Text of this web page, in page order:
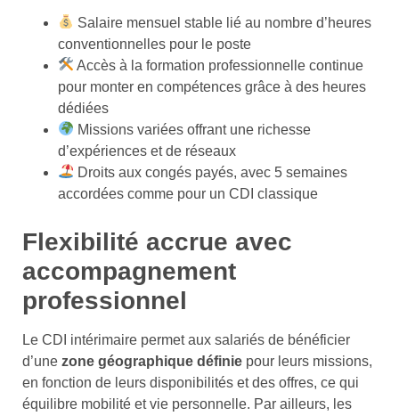
Salaire mensuel stable lié au nombre d’heures
conventionnelles pour le poste
Accès à la formation professionnelle continue
pour monter en compétences grâce à des heures
dédiées
Missions variées offrant une richesse
d’expériences et de réseaux
Droits aux congés payés, avec 5 semaines
accordées comme pour un CDI classique
Flexibilité accrue avec
accompagnement
professionnel
Le CDI intérimaire permet aux salariés de bénéficier
d’une zone géographique définie pour leurs missions,
en fonction de leurs disponibilités et des offres, ce qui
équilibre mobilité et vie personnelle. Par ailleurs, les